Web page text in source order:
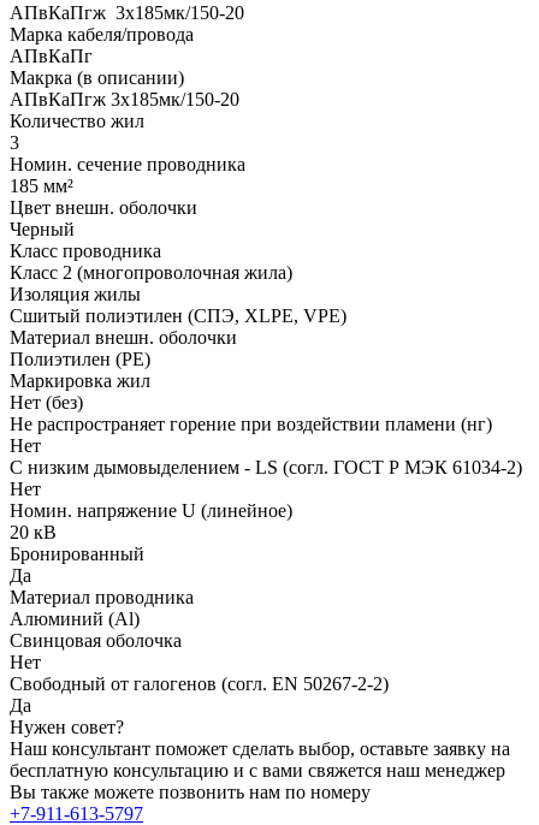
АПвКаПгж 3x185мк/150-20
Марка кабеля/провода
АПвКаПг
Макрка (в описании)
АПвКаПгж 3x185мк/150-20
Количество жил
3
Номин. сечение проводника
185 мм²
Цвет внешн. оболочки
Черный
Класс проводника
Класс 2 (многопроволочная жила)
Изоляция жилы
Сшитый полиэтилен (СПЭ, XLPE, VPE)
Материал внешн. оболочки
Полиэтилен (PE)
Маркировка жил
Нет (без)
Не распространяет горение при воздействии пламени (нг)
Нет
С низким дымовыделением - LS (согл. ГОСТ Р МЭК 61034-2)
Нет
Номин. напряжение U (линейное)
20 кВ
Бронированный
Да
Материал проводника
Алюминий (Al)
Свинцовая оболочка
Нет
Свободный от галогенов (согл. EN 50267-2-2)
Да
Нужен совет?
Наш консультант поможет сделать выбор, оставьте заявку на
бесплатную консультацию и с вами свяжется наш менеджер
Вы также можете позвонить нам по номеру
+7-911-613-5797